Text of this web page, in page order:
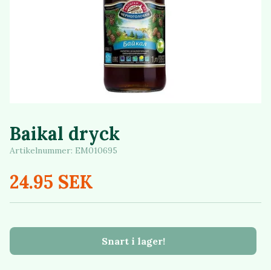
Baikal dryck
Artikelnummer: EM010695
24.95 SEK
Snart i lager!